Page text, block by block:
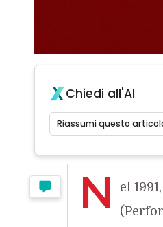
Chiedi all'AI
Riassumi questo
N
el